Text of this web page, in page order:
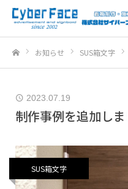
お知らせ SUS箱文字
2023.07.19
制作事例を追加し
SUS箱文字